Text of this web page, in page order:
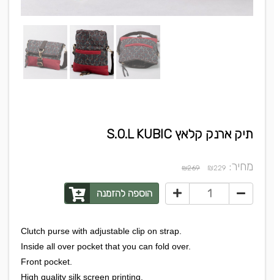
תיק ארנק קלאץ S.O.L KUBIC
מחיר: ₪229
₪269
הוספה להזמנה
Clutch purse with adjustable clip on strap.
Inside all over pocket that you can fold over.
Front pocket.
High quality silk screen printing.